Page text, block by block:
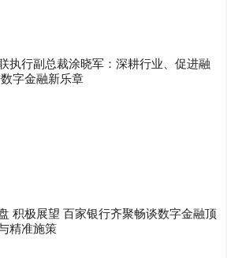
执行副总裁涂晓军：深耕行业、促进融
字金融新乐章
积极展望 百家银行齐聚畅谈数字金融顶
精准施策